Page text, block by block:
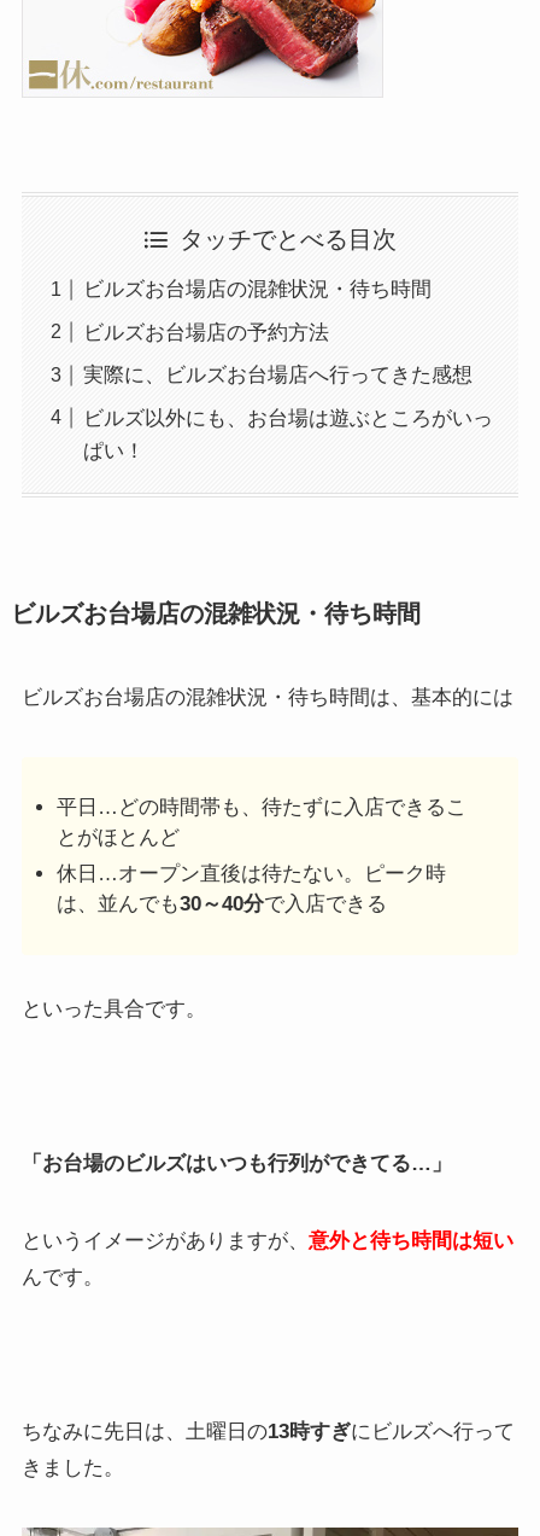
タッチでとべる目次
ビルズお台場店の混雑状況・待ち時間
ビルズお台場店の予約方法
実際に、ビルズお台場店へ行ってきた感想
ビルズ以外にも、お台場は遊ぶところがいっ
ぱい！
ビルズお台場店の混雑状況・待ち時間
ビルズお台場店の混雑状況・待ち時間は、基本的には
平日…どの時間帯も、待たずに入店できるこ
とがほとんど
休日…オープン直後は待たない。ピーク時
は、並んでも30～40分で入店できる
といった具合です。
「お台場のビルズはいつも行列ができてる…」
というイメージがありますが、 意外と待ち時間は短い
んです。
ちなみに先日は、土曜日の13時すぎにビルズへ行って
きました。